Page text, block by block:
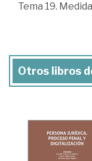
Tema 19.
Otros libros